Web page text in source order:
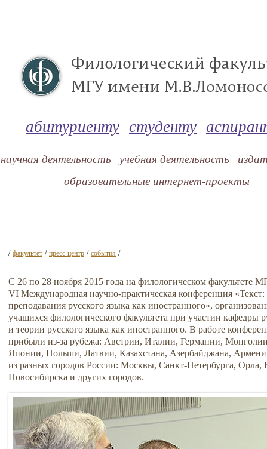
абитуриенту студенту
научная деятельность учебная деятельность
образовательные интернет-проекты
/ факультет / пресс-центр / события /
С 26 по 28 ноября 2015 года на филологическом факультете
VI Международная научно-практическая конференция
преподавания русского языка как иностранного»,
учащихся филологического факультета при участии кафедры
и теории русского языка как иностранного. В работе
прибыли из-за рубежа: Австрии, Италии, Германии,
Японии, Польши, Латвии, Казахстана, Азербайджана,
из разных городов России: Москвы, Санкт-Петербурга, Орла,
Новосибирска и других городов.